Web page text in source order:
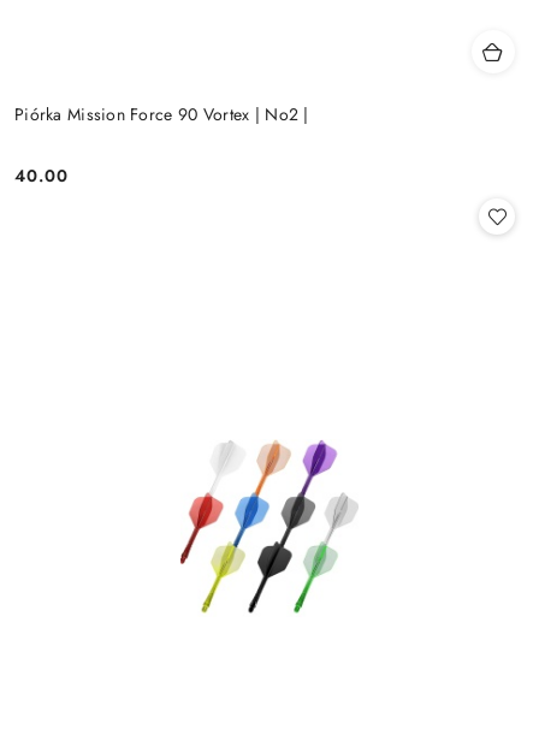
Piórka Mission Force 90 Vortex | No2 |
Cena:
40.00